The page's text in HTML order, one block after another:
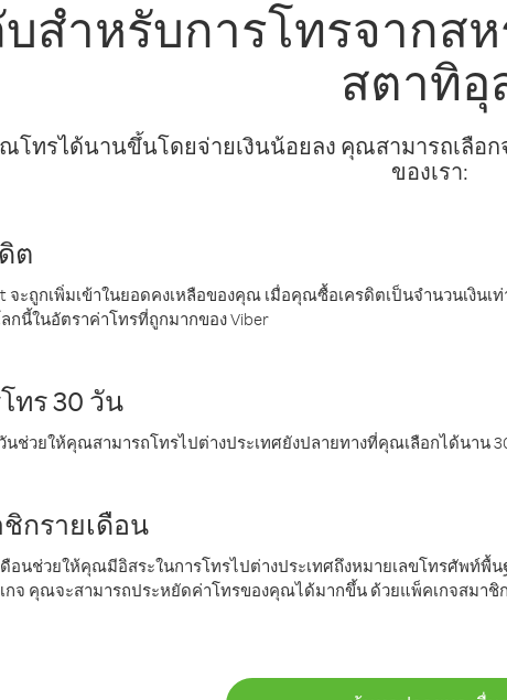
บสำหรับการโทรจากส
สตาทิอุ
ณโทรได้นานขึ้นโดยจ่ายเงินน้อยลง คุณสามารถเลือ
ของเรา:
ต
จะถูกเพิ่มเข้าในยอดคงเหลือของคุณ เมื่อคุณซื้อเครดิตเป็นจำนวนเงิน
กนี้ในอัตราค่าโทรที่ถูกมากของ Viber
ทร 30 วัน
นช่วยให้คุณสามารถโทรไปต่างประเทศยังปลายทางที่คุณเลือกได้นาน
กรายเดือน
อนช่วยให้คุณมีอิสระในการโทรไปต่างประเทศถึงหมายเลขโทรศัพท์
กจ คุณจะสามารถประหยัดค่าโทรของคุณได้มากขึ้น ด้วยแพ็คเกจสมาชิ